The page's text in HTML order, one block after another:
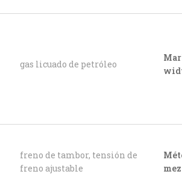
gas licuado de petróleo
freno de tambor, tensión de
freno ajustable